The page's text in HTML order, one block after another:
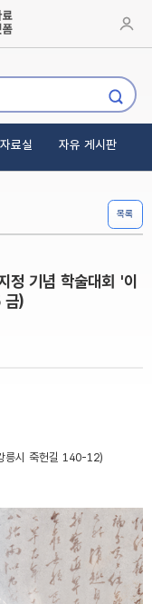
로그인
검색하기
료실 자유 게시판
목록
정 기념 학술대회 '이
금)
릉시 죽헌길 140-12)